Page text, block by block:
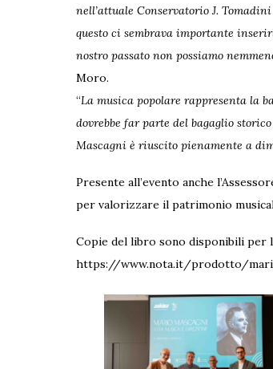
nell’attuale Conservatorio J.
questo ci sembrava importante
nostro passato non possiamo
Moro.
“La musica popolare rappresenta la
dovrebbe far parte del bagaglio
Mascagni è riuscito pienamente a
Presente all’evento anche
per valorizzare il patrimonio
Copie del libro sono disponibili per
https://www.nota.it/prodotto/